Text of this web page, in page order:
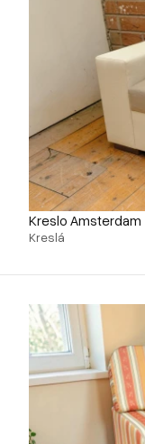
Kreslo Amsterdam
Kreslá